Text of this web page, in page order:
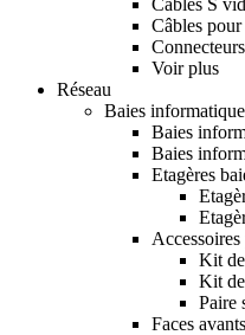
Câbles
Voir plus
Réseau
Baies
Baies
Baies
Etagères
Kit
Kit
Paire
Faces avants